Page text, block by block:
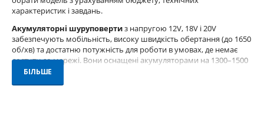
характеристик і завдань.
Акумуляторні шуруповертиз напругою 12V, 18V і 20V
забезпечують мобільність, високу швидкість обертання (до 1650
об/хв) та достатню потужність для роботи в умовах, де немає
доступу до мережі. Вони оснащені акумуляторами на 1300–1500
мАч, що дозволяє працювати без перерви тривалий час. Моделі
БІЛЬШЕ